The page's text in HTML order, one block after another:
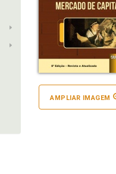
AMPLIAR IMAGEM